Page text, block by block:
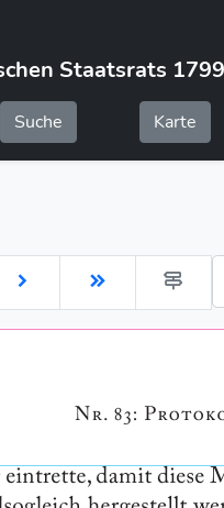
Staatsrats
Suche Karte